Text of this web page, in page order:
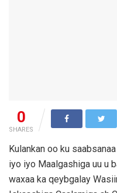
0
SHARES
Kulankan oo ku
iyo iyo Maalgashiga uu u
waxaa ka qeybgalay